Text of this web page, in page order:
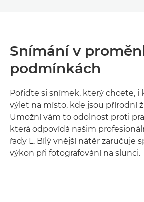
Snímání v
podmínkách
Pořiďte si snímek, který chcete, i
výlet na místo, kde jsou přírodní
Umožní vám to odolnost proti
která odpovídá našim
řady L. Bílý vnější nátěr zaručuje
výkon při fotografování na slunci.